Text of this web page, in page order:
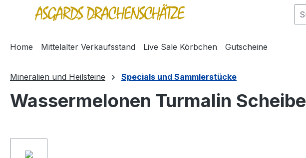
Zur Hauptnavigation springen
Home Mittelalter Verkaufsstand Live Sale Körbchen Gutscheine
Mineralien und Heilsteine Specials und Sammlerstücke
Wassermelonen Turmalin Scheibe